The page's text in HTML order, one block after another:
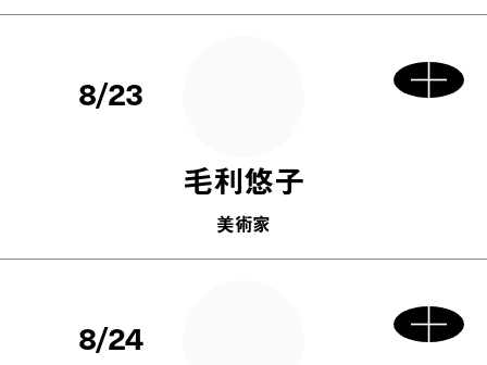
8/23
毛利悠子
美術家
8/24